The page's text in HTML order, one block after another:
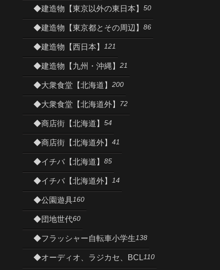
◆建造物【東京以外の東日本】 50
◆建造物【東京都とその周辺】 86
◆建造物【西日本】 121
◆建造物【九州・沖縄】 21
◆大衆食堂【北海道】 200
◆大衆食堂【北海道外】 72
◆商店街【北海道】 54
◆商店街【北海道外】 41
◆イチバ【北海道】 85
◆イチバ【北海道外】 14
◆公園遊具160
◆団地世代60
◆フラッシャー自転車小学生138
◆オーディオ、ラジカセ、BCL110